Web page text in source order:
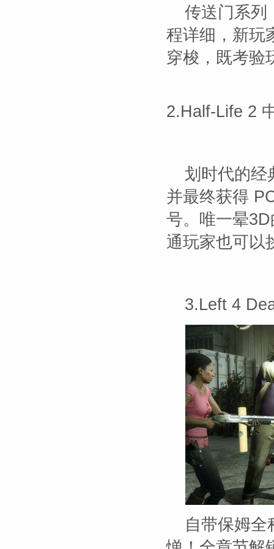
传送门系列
程详细，新玩
穿梭，既考验
2.Half-Life 2
划时代的经
并最终获得
号。唯一晕
通玩家也可以
3.Left 4
自带保姆全